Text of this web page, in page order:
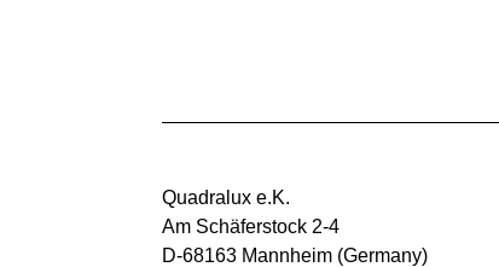
Quadralux e.K.
Am Schäferstock 2-4
D-68163 Mannheim (Germany)